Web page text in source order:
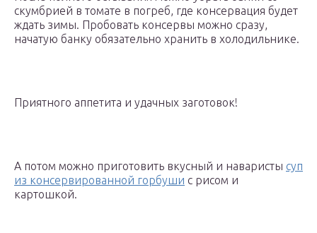
скумбрией в томате в погреб, где консервация будет
ждать зимы. Пробовать консервы можно сразу,
начатую банку обязательно хранить в холодильнике.
Приятного аппетита и удачных заготовок!
А потом можно приготовить вкусный и наваристы суп
из консервированной горбуши с рисом и
картошкой.